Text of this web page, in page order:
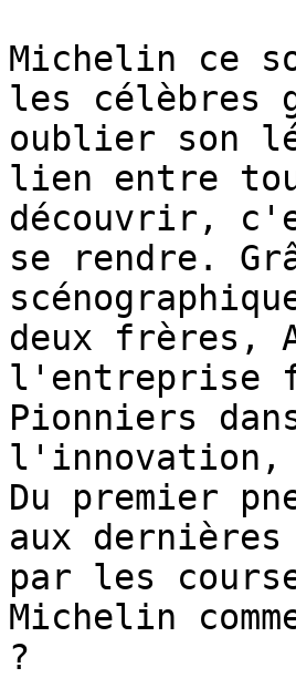
Michelin ce
les célèbres
oublier son
lien entre
découvrir,
se rendre.
deux frères,
l'entreprise
Pionniers
l'innovation,
Du premier
aux
par les
Michelin
?